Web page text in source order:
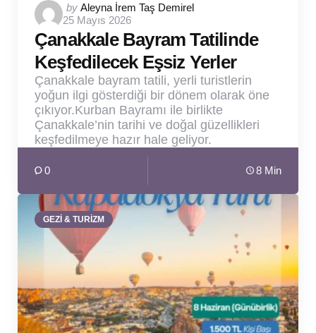
Posted
by
by Aleyna İrem Taş Demirel
25 Mayıs 2026
Çanakkale Bayram Tatilinde
Keşfedilecek Eşsiz Yerler
Çanakkale bayram tatili, yerli turistlerin
yoğun ilgi gösterdiği bir dönem olarak öne
çıkıyor.Kurban Bayramı ile birlikte
Çanakkale’nin tarihi ve doğal güzellikleri
keşfedilmeye hazır hale geliyor.
0 8 Min
GEZİ & TURİZM